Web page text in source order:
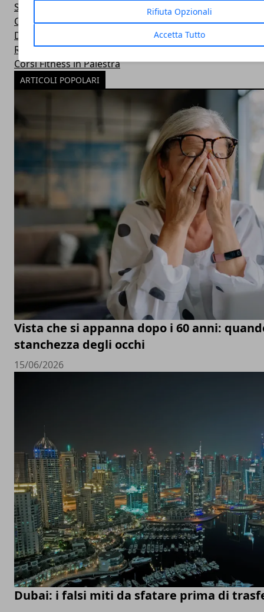
Rifiuta Opzionali
Accetta Tutto
Sintomi Malattie e Cura
Centri Benessere Spa e Terme
Dieta per Dimagrire
Ricette Dietetiche Light
Corsi Fitness in Palestra
ARTICOLI POPOLARI
Vista che si appanna dopo i 60 anni:
stanchezza degli occhi
15/06/2026
Dubai: i falsi miti da sfatare prima di